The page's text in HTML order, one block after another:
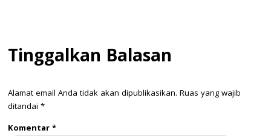
Tinggalkan Balasan
Alamat email Anda tidak akan dipublikasikan. Ruas yang wajib
ditandai *
Komentar*